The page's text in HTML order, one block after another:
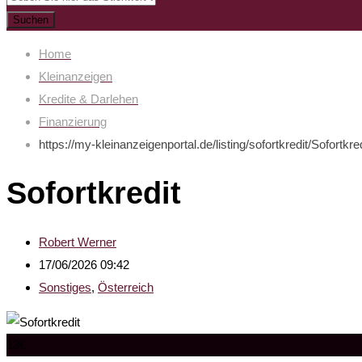
Suchen
Home
Kleinanzeigen
Kredite & Darlehen
Finanzierung
https://my-kleinanzeigenportal.de/listing/sofortkredit/
Sofortkredit
Robert Werner
17/06/2026 09:42
Sonstiges, Österreich